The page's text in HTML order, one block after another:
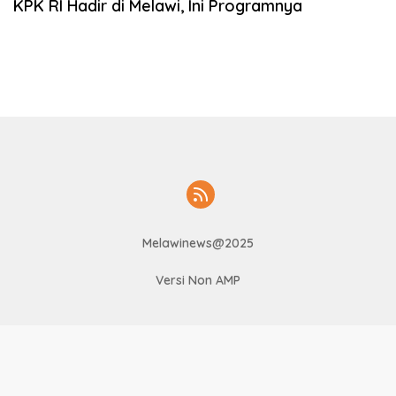
KPK RI Hadir di Melawi, Ini Programnya
Melawinews@2025
Versi Non AMP